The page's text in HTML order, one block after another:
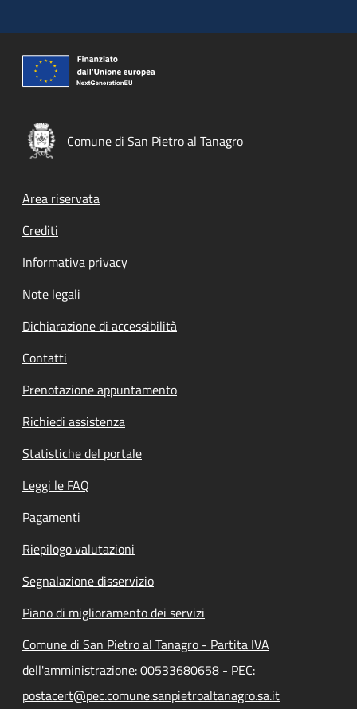
Comune di San Pietro al Tanagro
Footer menu
Area riservata
Crediti
Informativa privacy
Note legali
Dichiarazione di accessibilità
Contatti
Prenotazione appuntamento
Richiedi assistenza
Statistiche del portale
Leggi le FAQ
Pagamenti
Riepilogo valutazioni
Segnalazione disservizio
Piano di miglioramento dei servizi
Comune di San Pietro al Tanagro - Partita IVA
dell'amministrazione: 00533680658 - PEC:
postacert@pec.comune.sanpietroaltanagro.sa.it